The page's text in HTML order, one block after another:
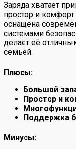
Заряда хватает
простор и
оснащена
системами
делает её
семьёй.
Плюсы:
Большой
Простор и
Поддержка
Минусы: